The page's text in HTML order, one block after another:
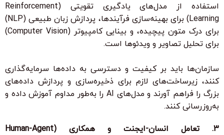
استفاده از مدل‌های
یادگیری تقویتی (Reinforcement
Learning) برای بهینه‌سازی فرآیندها، پردازش زبان طبیعی (NLP)
برای درک متون پیچیده، و بینایی کامپیوتر (Computer Vision)
برای تحلیل تصاویر و ویدئوها است.
سازمان‌ها باید برکیفیت و دسترسی به داده‌ها سرمایه‌گذاری
کنند، زیرساخت‌های لازم برای ذخیره‌سازی و پردازش داده‌های
بزرگرا فراهم آورند و مدل‌های AI
را به‌طور مداوم آموزش داده و
به‌روزرسانی کنند.
3. تعامل انسان-ایجنت و همکاری (Human-Agent